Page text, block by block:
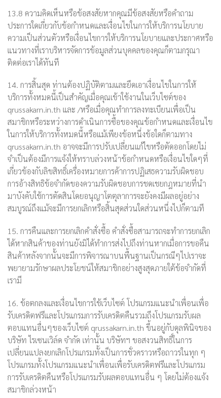
13.8 ความคิดเห็นหรือข้อสงสัยหากคุณมีข้อสงสัยหรือคำถาม
ประการใดเกี่ยวกับข้อกำหนดและเงื่อนไขในการให้บริการนโยบาย
ความเป็นส่วนตัวหรือเงื่อนไขการให้บริการนโยบายและประกาศหรือ
แนวทางที่เราบริหารจัดการข้อมูลส่วนบุคคลของคุณก็ตามกรุณา
ติดต่อเราได้ทันที
14. การสิ้นสุด ท่านต้องปฏิบัติตามและยึดเอาเงื่อนไขในการให้
บริการทั้งหมดนี้เป็นสำคัญเมื่อคุณเข้าใช้งานในเว็บไซต์ของ
qrussakarn.in.th และ /หรือเมื่อคุณทำการลงทะเบียนเพื่อเป็น
สมาชิกหรือระหว่างการดำเนินการซื้อของคุณข้อกำหนดและเงื่อนไข
ในการให้บริการทั้งหมดนี้หรือแม้เพียงข้อหนึ่งข้อใดก็ตามทาง
qrussakarn.in.th อาจจะมีการปรับเปลี่ยนแก้ไขหรือตัดออกโดยไม่
จำเป็นต้องมีการแจ้งให้ทราบล่วงหน้าข้อกำหนดหรือเงื่อนไขใดๆที่
เกี่ยวข้องกับลิขสิทธิ์เครื่องหมายการค้าการปฏิเสธความรับผิดชอบ
การอ้างสิทธิข้อจำกัดของความรับผิดชอบการชดเชยกฎหมายที่นำ
มาบังคับใช้การตัดสินโดยอนุญาโตตุลาการจะยังคงมีผลอยู่อย่าง
สมบูรณ์ถึงแม้จะมีการยกเลิกหรือสิ้นสุดส่วนใดส่วนหนึ่งไปก็ตามที
15. การคืนและการยกเลิกคำสั่งซื้อ คำสั่งซื้อสามารถจะทำการยกเลิก
ได้หากสินค้าของท่านยังมิได้ทำการส่งไปถึงท่านหากเมื่อการขอคืน
สินค้าหลังจากนั้นจะมีการพิจารณาบนพื้นฐานเป็นกรณีๆไปเราจะ
พยายามรักษาผลประโยชน์ให้สมาชิกอย่างสูงสุดภายใต้ข้อจำกัดที่
เรามี
16. ข้อตกลงและเงื่อนไขการใช้เว็บไซต์ โปรแกรมแนะนำเพื่อนเพื่อ
รับเครดิตฟรีและโปรแกรมการรับเครดิตคืนรวมถึงโปรแกรมรับผล
ตอบแทนอื่นๆของเว็บไซต์ qrussakarn.in.th ขึ้นอยู่กับดุลพินิจของ
บริษัท ไรเซนเวิล์ด จำกัด เท่านั้น บริษัทฯ ขอสงวนสิทธิ์ในการ
เปลี่ยนแปลงยกเลิกโปรแกรมทั้งเป็นการชั่วคราวหรือถาวรในทุก ๆ
โปรแกรมทั้งโปรแกรมแนะนำเพื่อนเพื่อรับเครดิตฟรีและโปรแกรม
การรับเครดิตคืนหรือโปรแกรมรับผลตอบแทนอื่น ๆ โดยไม่ต้องแจ้ง
สมาชิกล่วงหน้า